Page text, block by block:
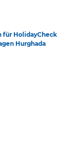
für HolidayCheck
Hurghada